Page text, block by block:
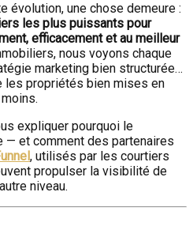
évolution, une chose demeure :
les plus puissants pour
efficacement et au meilleur
nous voyons chaque
marketing bien structurée…
les propriétés bien mises en
expliquer pourquoi le
— et comment des partenaires
, utilisés par les courtiers
propulser la visibilité de
niveau.